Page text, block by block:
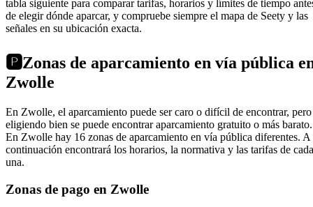
tabla siguiente para comparar tarifas, horarios y límites de tiempo
de elegir dónde aparcar, y compruebe siempre el mapa de Seety y las
señales en su ubicación exacta.
🅿️Zonas de aparcamiento en vía pública
Zwolle
En Zwolle, el aparcamiento puede ser caro o difícil de encontrar, pero
eligiendo bien se puede encontrar aparcamiento gratuito o más barato.
En Zwolle hay 16 zonas de aparcamiento en vía pública diferentes. A
continuación encontrará los horarios, la normativa y las tarifas de cada
una.
Zonas de pago en Zwolle